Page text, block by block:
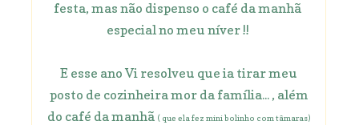
festa, mas não dispenso o café da manhã
especial no meu níver !!
E esse ano Vi resolveu que ia tirar meu
posto de cozinheira mor da família... , além
do café da manhã ( que ela fez mini bolinho com tâmaras)